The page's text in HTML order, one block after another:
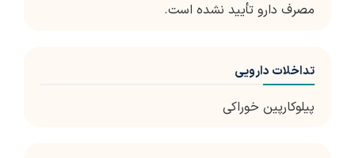
مصرف دارو تأیید نشده است.
تداخلات دارویی
پیلوکارپین خوراکی